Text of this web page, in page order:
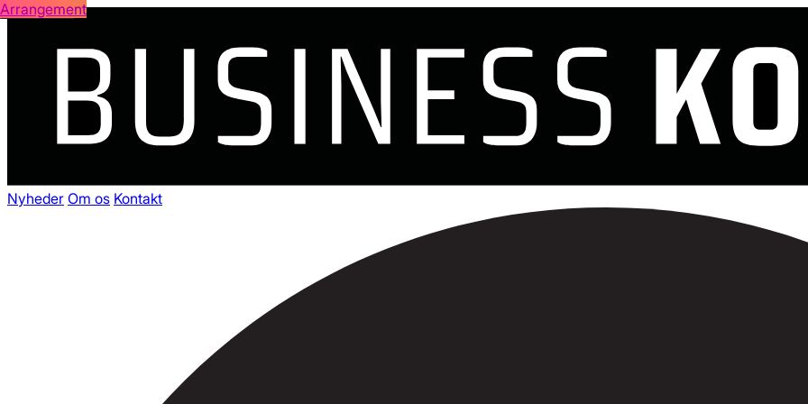
Nyheder Om os Kontakt
Åben menu
Arrangement